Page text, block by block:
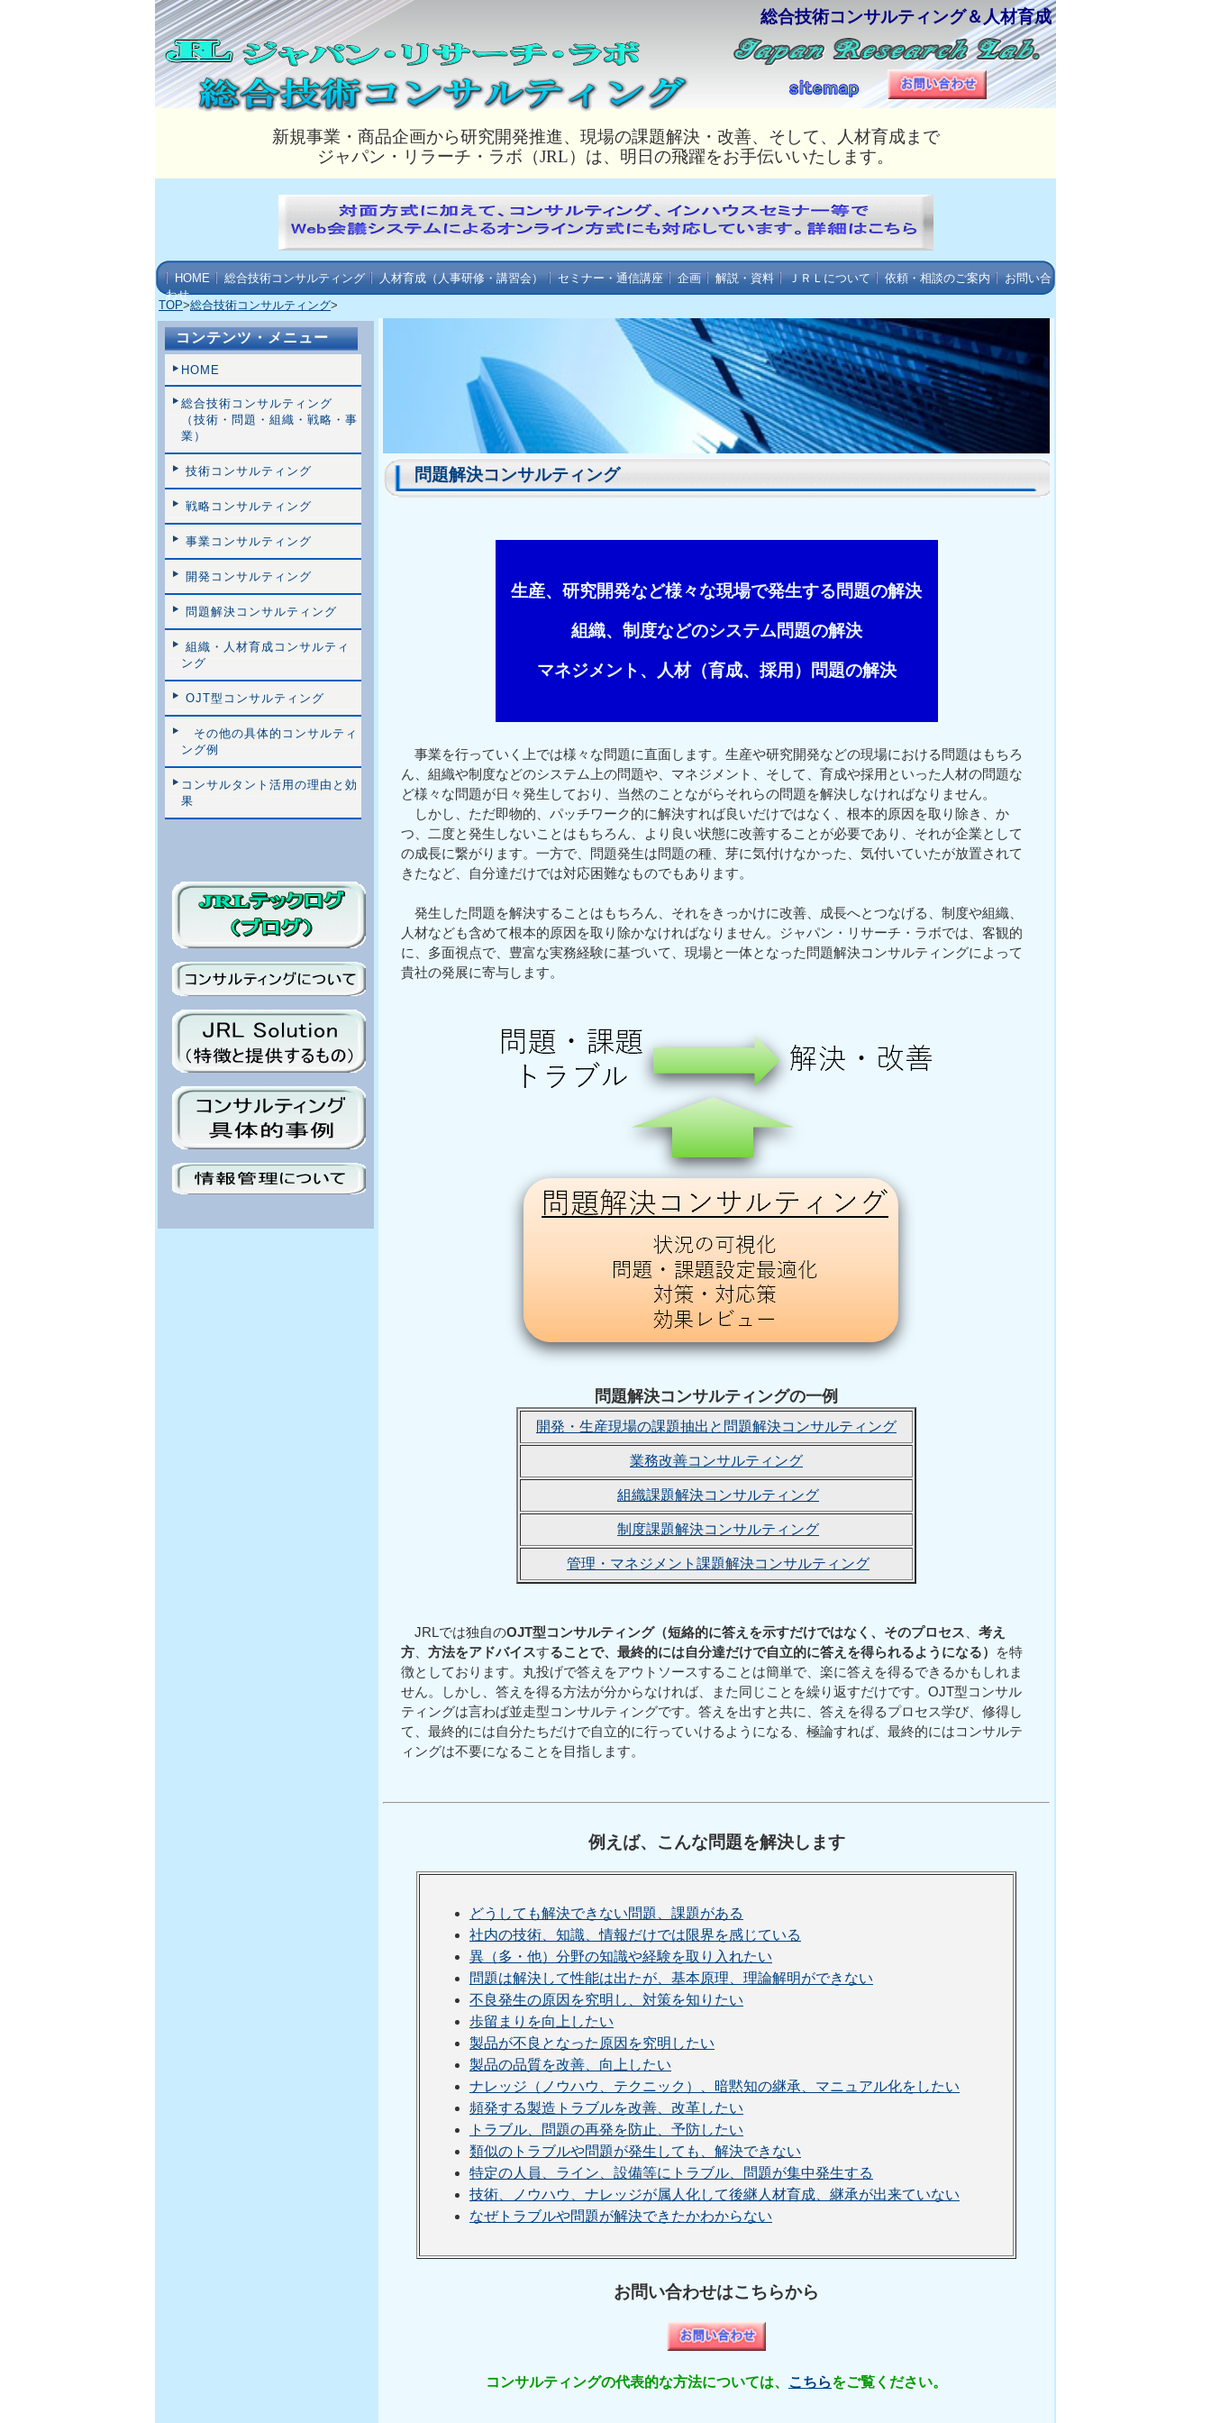
総合技術コンサルティング＆人材育成
新規事業・商品企画から研究開発推進、現場の課題解決・改善、そして、人材育成まで
ジャパン・リラーチ・ラボ（JRL）は、明日の飛躍をお手伝いいたします。
HOME 総合技術コンサルティング 人材育成（人事研修・講習会） セミナー・通信講座 企画 解説・資料 ＪＲＬについて 依頼・相談のご案内
お問い合
わせ
TOP>総合技術コンサルティング>
問題解決コンサルティング
生産、研究開発など様々な現場で発生する問題の解決
組織、制度などのシステム問題の解決
マネジメント、人材（育成、採用）問題の解決
事業を行っていく上では様々な問題に直面します。生産や研究開発などの現場における問題はもちろ
ん、組織や制度などのシステム上の問題や、マネジメント、そして、育成や採用といった人材の問題な
ど様々な問題が日々発生しており、当然のことながらそれらの問題を解決しなければなりません。
しかし、ただ即物的、パッチワーク的に解決すれば良いだけではなく、根本的原因を取り除き、か
つ、二度と発生しないことはもちろん、より良い状態に改善することが必要であり、それが企業として
の成長に繋がります。一方で、問題発生は問題の種、芽に気付けなかった、気付いていたが放置されて
きたなど、自分達だけでは対応困難なものでもあります。
発生した問題を解決することはもちろん、それをきっかけに改善、成長へとつなげる、制度や組織、
人材なども含めて根本的原因を取り除かなければなりません。ジャパン・リサーチ・ラボでは、客観的
に、多面視点で、豊富な実務経験に基づいて、現場と一体となった問題解決コンサルティングによって
貴社の発展に寄与します。
問題解決コンサルティングの一例
開発・生産現場の課題抽出と問題解決コンサルティング
業務改善コンサルティング
組織課題解決コンサルティング
制度課題解決コンサルティング
管理・マネジメント課題解決コンサルティング
JRLでは独自のOJT型コンサルティング（短絡的に答えを示すだけではなく、そのプロセス
考え
方
方法をアドバイスすることで、最終的には自分達だけで自立的に答えを得られるようになる）
を特
徴としております。丸投げで答えをアウトソースすることは簡単で、楽に答えを得るできるかもしれま
せん。しかし、答えを得る方法が分からなければ、また同じことを繰り返すだけです。OJT型コンサル
ティングは言わば並走型コンサルティングです。答えを出すと共に、答えを得るプロセス学び、修得し
て、最終的には自分たちだけで自立的に行っていけるようになる、極論すれば、最終的にはコンサルテ
ィングは不要になることを目指します。
例えば、こんな問題を解決します
どうしても解決できない問題、課題がある
社内の技術、知識、情報だけでは限界を感じている
異（多・他）分野の知識や経験を取り入れたい
問題は解決して性能は出たが、基本原理、理論解明ができない
不良発生の原因を究明し、対策を知りたい
歩留まりを向上したい
製品が不良となった原因を究明したい
製品の品質を改善、向上したい
ナレッジ（ノウハウ、テクニック）、暗黙知の継承、マニュアル化をしたい
頻発する製造トラブルを改善、改革したい
トラブル、問題の再発を防止、予防したい
類似のトラブルや問題が発生しても、解決できない
特定の人員、ライン、設備等にトラブル、問題が集中発生する
技術、ノウハウ、ナレッジが属人化して後継人材育成、継承が出来ていない
なぜトラブルや問題が解決できたかわからない
お問い合わせはこちらから
コンサルティングの代表的な方法については、 こちらをご覧ください。
コンテンツ・メニュー
HOME
総合技術コンサルティング
（技術・問題・組織・戦略・事
業）
技術コンサルティング
戦略コンサルティング
事業コンサルティング
開発コンサルティング
問題解決コンサルティング
組織・人材育成コンサルティ
ング
OJT型コンサルティング
その他の具体的コンサルティ
ング例
コンサルタント活用の理由と効
果